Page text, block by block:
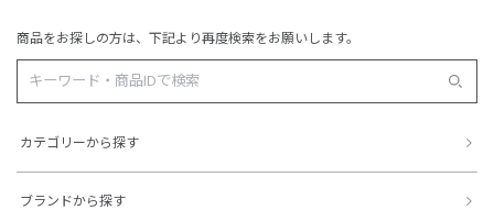
商品をお探しの方は、下記より再度検索をお願いします。
カテゴリーから探す
ブランドから探す